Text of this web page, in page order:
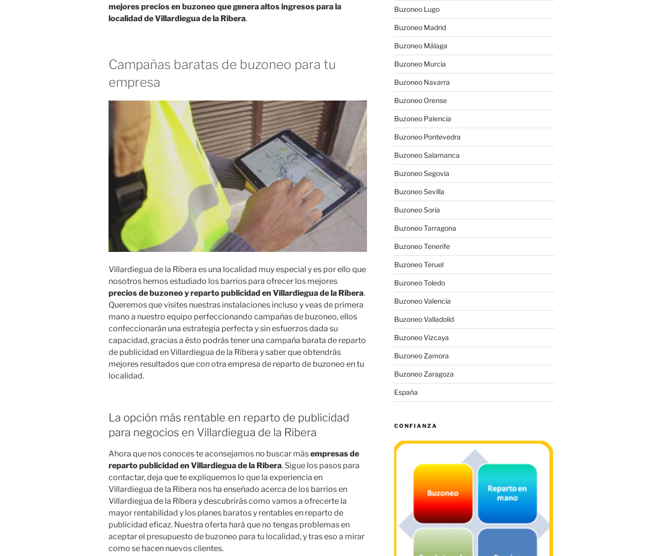
mejores precios en buzoneo que genera altos ingresos para la
localidad de Villardiegua de la Ribera.
Campañas baratas de buzoneo para tu
empresa
Villardiegua de la Ribera es una localidad muy especial y es por ello que
nosotros hemos estudiado los barrios para ofrecer los mejores
precios de buzoneo y reparto publicidad en Villardiegua de la Ribera.
Queremos que visites nuestras instalaciones incluso y veas de primera
mano a nuestro equipo perfeccionando campañas de buzoneo, ellos
confeccionarán una estrategia perfecta y sin esfuerzos dada su
capacidad, gracias a ésto podrás tener una campaña barata de reparto
de publicidad en Villardiegua de la Ribera y saber que obtendrás
mejores resultados que con otra empresa de reparto de buzoneo en tu
localidad.
La opción más rentable en reparto de publicidad
para negocios en Villardiegua de la Ribera
Ahora que nos conoces te aconsejamos no buscar másempresas de
reparto publicidad en Villardiegua de la Ribera. Sigue los pasos para
contactar, deja que te expliquemos lo que la experiencia en
Villardiegua de la Ribera nos ha enseñado acerca de los barrios en
Villardiegua de la Ribera y descubrirás como vamos a ofrecerte la
mayor rentabilidad y los planes baratos y rentables en reparto de
publicidad eficaz. Nuestra oferta hará que no tengas problemas en
aceptar el presupuesto de buzoneo para tu localidad, y tras eso a mirar
como se hacen nuevos clientes.
Buzoneo Lugo
Buzoneo Madrid
Buzoneo Málaga
Buzoneo Murcia
Buzoneo Navarra
Buzoneo Orense
Buzoneo Palencia
Buzoneo Pontevedra
Buzoneo Salamanca
Buzoneo Segovia
Buzoneo Sevilla
Buzoneo Soria
Buzoneo Tarragona
Buzoneo Tenerife
Buzoneo Teruel
Buzoneo Toledo
Buzoneo Valencia
Buzoneo Valladolid
Buzoneo Vizcaya
Buzoneo Zamora
Buzoneo Zaragoza
España
CONFIANZA